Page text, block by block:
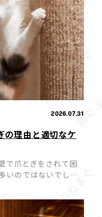
2026.07.31
の理由と適切なケ
で爪とぎをされて困
いのではないでしょ
ようとす […]